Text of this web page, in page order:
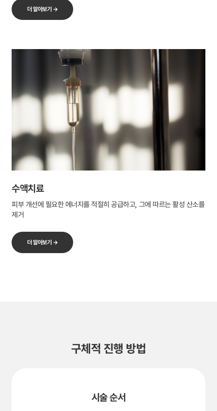
더 알아보기 →
수액치료
피부 개선에 필요한 에너지를 적절히 공급하고, 그에 따르는 활성 산소를
제거
더 알아보기 →
구체적 진행 방법
시술 순서